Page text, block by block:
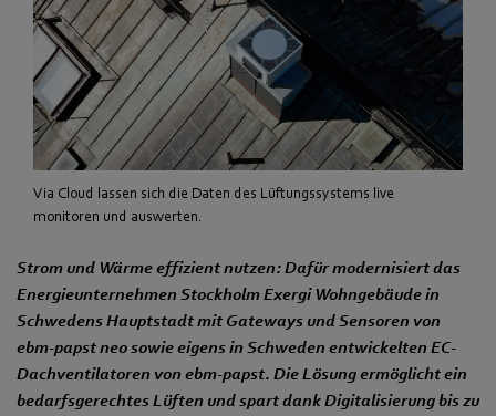
Via Cloud lassen sich die Daten des Lüftungssystems live
monitoren und auswerten.
Strom und Wärme effizient nutzen: Dafür modernisiert das
Energieunternehmen Stockholm Exergi Wohngebäude in
Schwedens Hauptstadt mit Gateways und Sensoren von
ebm‑papst neo sowie eigens in Schweden entwickelten EC-
Dachventilatoren von ebm‑papst. Die Lösung ermöglicht ein
bedarfsgerechtes Lüften und spart dank Digitalisierung bis zu